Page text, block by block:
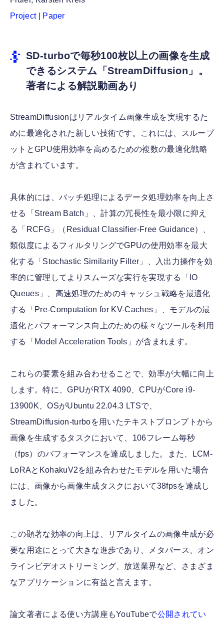
Project| Paper
SD-turboで毎秒100枚以上の画像を生成
できるシステム「StreamDiffusion」。
著者による解説動画あり
StreamDiffusionはリアルタイム画像生成を実現するた
めに最適化された新しい技術です。これには、スループ
ットとGPU使用効率を高めるための複数の最適化戦略
が含まれています。
具体的には、バッチ処理によるデータ処理効率を向上さ
せる「Stream Batch」、計算の冗長性を最小限に抑え
る「RCFG」（Residual Classifier-Free Guidance）、
類似度によるフィルタリングでGPUの使用効率を最大
化する「Stochastic Similarity Filter」、入出力操作を効
率的に管理してよりスムーズな実行を実現する「IO
Queues」、高速処理のためのキャッシュ戦略を最適化
する「Pre-Computation for KV-Caches」、モデルの最
適化とパフォーマンス向上のための様々なツールを利用
する「Model Acceleration Tools」が含まれます。
これらの要素を組み合わせることで、効率が大幅に向上
します。特に、GPUがRTX 4090、CPUがCore i9-
13900K、OSがUbuntu 22.04.3 LTSで、
StreamDiffusion-turboを用いたテキストプロンプトから
画像を生成するタスクにおいて、106フレーム毎秒
（fps）のパフォーマンスを達成しました。また、LCM-
LoRAとKohakuV2を組み合わせたモデルを用いた場合
には、画像から画像生成タスクにおいて38fpsを達成し
ました。
この顕著な効率の向上は、リアルタイムの画像生成が必
要な用途にとって大きな進歩であり、メタバース、オン
ラインビデオストリーミング、放送業界など、さまざま
なアプリケーションに有益と言えます。
論文著者による使い方講座もYouTubeで公開されてい